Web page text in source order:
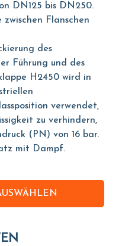
DN125 bis DN250.
Flanschen
des
Führung und des
H2450 wird in
verwendet,
zu verhindern,
(PN) von 16 bar.
mit Dampf.